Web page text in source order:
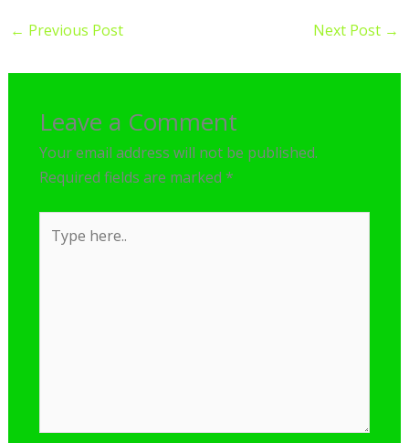
← Previous Post Next Post →
Leave a Comment
Your email address will not be published.
Required fields are marked *
here..